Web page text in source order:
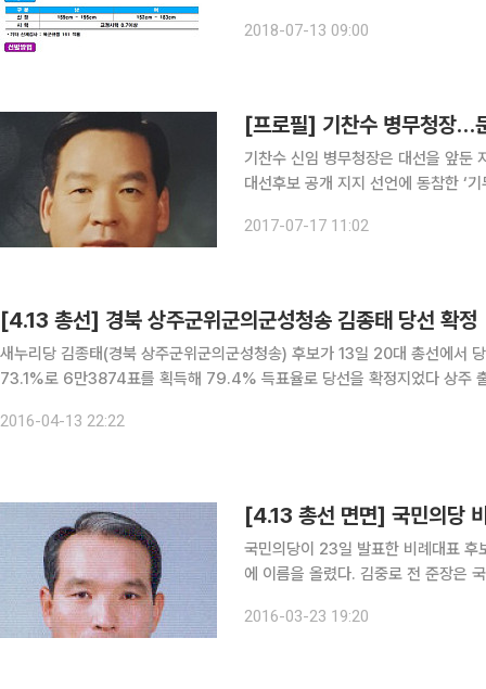
8월 24일까지, 57기 예비생도는 7월
2018-07-13 09:00
[프로필] 기찬수 병무청장…
기찬수 신임 병무청장은 대선을 앞둔
대선후보 공개 지지 선언에 동참한 ‘기무사맨’이다. 1954년생 경남 김해
를 마쳤다. 국군 기무사령부 1처장, 국
2017-07-17 11:02
[4.13 총선] 경북 상주군위군의군성청송 김종태 당선 확정
새누리당 김종태(경북 상주군위군의군성청송) 후보가 13일 20대 총선에서 당선을 확정지었다. 김 후보는
73.1%로 6만3874표를 획득해 79.4% 득표율로 당선을 확정지었다 상주 출신인 김 후보는 육군3사관학교를 졸업한 이후 육군 제15보
2016-04-13 22:22
[4.13 총선 면면] 국민의당
국민의당이 23일 발표한 비례대표
에 이름을 올렸다. 김중로 전 준장은 국민의당 비례대표 후보 가운데 유일한 군 출신 인사다. 육군사
동대표와는 올해 초 국민의당이 만들
2016-03-23 19:20